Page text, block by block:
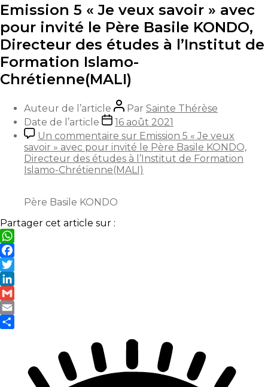
Emission 5 « Je veux savoir » avec
pour invité le Père Basile KONDO,
Directeur des études à l’Institut de
Formation Islamo-
Chrétienne(MALI)
Auteur de l’article Par Sainte Thérèse
Date de l’article
16 août 2021
Un commentaire sur Emission 5 « Je veux
savoir » avec pour invité le Père Basile KONDO,
Directeur des études à l’Institut de Formation
Islamo-Chrétienne(MALI)
Père Basile KONDO
Partager cet article sur :
WhatsApp
Facebook
Twitter
LinkedIn
Gmail
Email